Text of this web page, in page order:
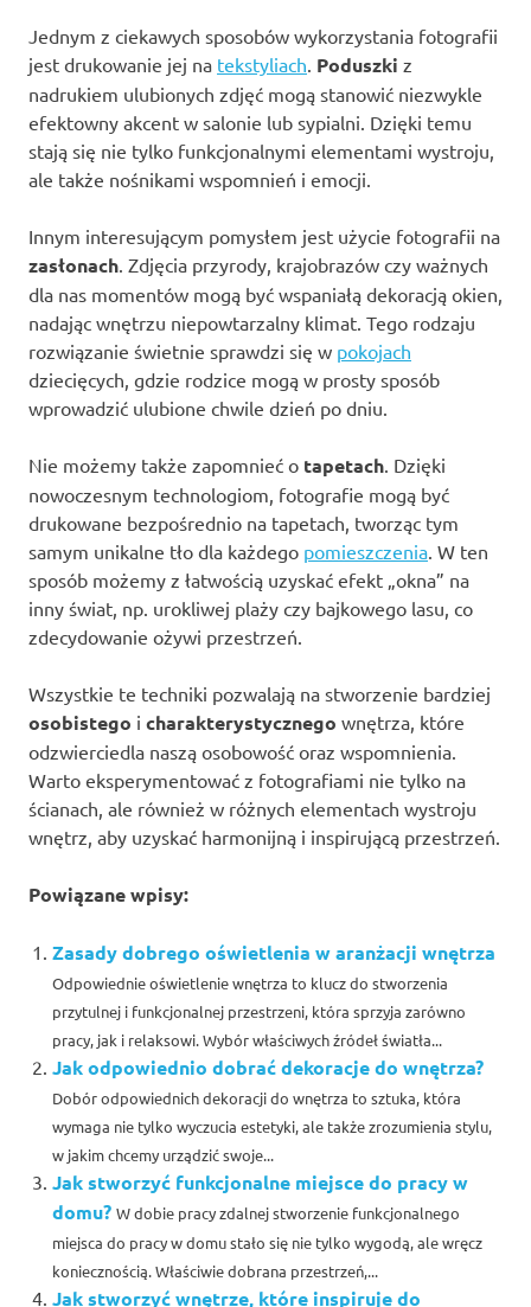
Jednym z ciekawych sposobów wykorzystania fotografii
jest drukowanie jej na tekstyliach Poduszki z
nadrukiem ulubionych zdjęć mogą stanowić niezwykle
efektowny akcent w salonie lub sypialni. Dzięki temu
stają się nie tylko funkcjonalnymi elementami wystroju,
ale także nośnikami wspomnień i emocji.
Innym interesującym pomysłem jest użycie fotografii na
zasłonach . Zdjęcia przyrody, krajobrazów czy ważnych
dla nas momentów mogą być wspaniałą dekoracją okien,
nadając wnętrzu niepowtarzalny klimat. Tego rodzaju
rozwiązanie świetnie sprawdzi się w pokojach
dziecięcych, gdzie rodzice mogą w prosty sposób
wprowadzić ulubione chwile dzień po dniu.
Nie możemy także zapomnieć o tapetach . Dzięki
nowoczesnym technologiom, fotografie mogą być
drukowane bezpośrednio na tapetach, tworząc tym
samym unikalne tło dla każdego pomieszczenia . W ten
sposób możemy z łatwością uzyskać efekt „okna” na
inny świat, np. urokliwej plaży czy bajkowego lasu, co
zdecydowanie ożywi przestrzeń.
Wszystkie te techniki pozwalają na stworzenie bardziej
osobistego i charakterystycznego wnętrza, które
odzwierciedla naszą osobowość oraz wspomnienia.
Warto eksperymentować z fotografiami nie tylko na
ścianach, ale również w różnych elementach wystroju
wnętrz, aby uzyskać harmonijną i inspirującą przestrzeń.
Powiązane wpisy:
Zasady dobrego oświetlenia w aranżacji wnętrza
Odpowiednie oświetlenie wnętrza to klucz do stworzenia
przytulnej i funkcjonalnej przestrzeni, która sprzyja zarówno
pracy, jak i relaksowi. Wybór właściwych źródeł światła...
Jak odpowiednio dobrać dekoracje do wnętrza?
Dobór odpowiednich dekoracji do wnętrza to sztuka, która
wymaga nie tylko wyczucia estetyki, ale także zrozumienia stylu,
w jakim chcemy urządzić swoje...
Jak stworzyć funkcjonalne miejsce do pracy w
domu? W dobie pracy zdalnej stworzenie funkcjonalnego
miejsca do pracy w domu stało się nie tylko wygodą, ale wręcz
koniecznością. Właściwie dobrana przestrzeń,...
Jak stworzyć wnętrze, które inspiruje do